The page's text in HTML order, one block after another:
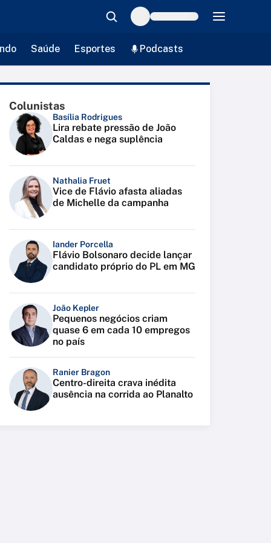
Saúde Esportes Podcasts
Colunistas
Basília Rodrigues
Lira rebate pressão de João
Caldas e nega suplência
Nathalia Fruet
Vice de Flávio afasta aliadas
de Michelle da campanha
Iander Porcella
Flávio Bolsonaro decide lançar
candidato próprio do PL em MG
João Kepler
Pequenos negócios criam
quase 6 em cada 10 empregos
no país
Ranier Bragon
Centro-direita crava inédita
ausência na corrida ao Planalto